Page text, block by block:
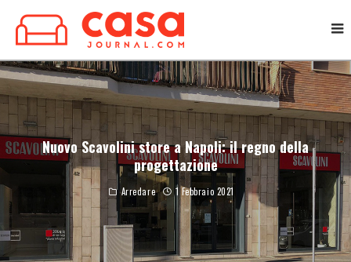
Nuovo Scavolini store a Napoli: il regno della
progettazione
Arredare 1 Febbraio 2021